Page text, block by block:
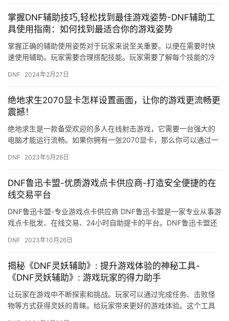
掌握DNF辅助技巧,轻松找到最佳游戏姿势-DNF辅助工
具使用指南：如何找到最适合你的游戏姿势
掌握正确的辅助使用姿势对于玩家来说至关重要。以便在需要时快
速使用辅助。玩家需要合理搭配技能。玩家需要了解每个技能的冷
DNF 2024年2月27日
绝地求生2070显卡怎样设置画面，让你的游戏更流畅更
震撼！
绝地求生是一款备受欢迎的多人在线射击游戏，它需要一台强大的
电脑才能运行流畅。如果你拥有一张2070显卡，那么你可以通过一
DNF 2023年5月26日
DNF鲁迅卡盟-优质游戏点卡供应商-打造安全便捷的在
线交易平台
DNF鲁迅卡盟-专业游戏点卡供应商 DNF鲁迅卡盟是一家专业从事游
戏点卡批发、在线交易、24小时自助提卡的平台。DNF鲁迅卡盟还
DNF 2023年10月26日
揭秘《DNF灵妖辅助》: 提升游戏体验的神秘工具-
《DNF灵妖辅助》: 游戏玩家的得力助手
让玩家在游戏中不断探索和挑战。玩家可以通过完成任务、击败怪
物等方式获得灵妖的青睐。给玩家带来更好的游戏体验。这个工具